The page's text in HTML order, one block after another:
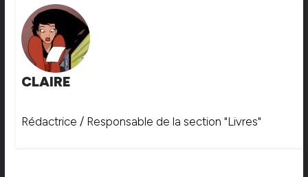
CLAIRE
Rédactrice / Responsable de la section "Livres"